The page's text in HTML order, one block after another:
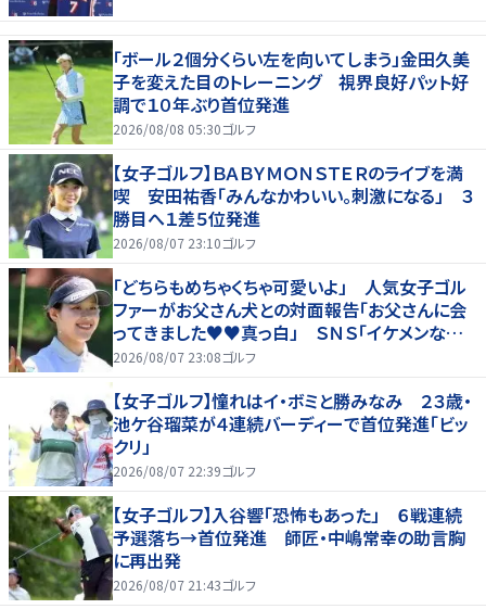
「ボール２個分くらい左を向いてしまう」金田久美
子を変えた目のトレーニング 視界良好パット好
調で１０年ぶり首位発進
2026/08/08 05:30ゴルフ
【女子ゴルフ】ＢＡＢＹＭＯＮＳＴＥＲのライブを満
喫 安田祐香「みんなかわいい。刺激になる」 ３
勝目へ１差５位発進
2026/08/07 23:10ゴルフ
「どちらもめちゃくちゃ可愛いよ」 人気女子ゴル
ファーがお父さん犬との対面報告「お父さんに会
ってきました♥♥真っ白」 ＳＮＳ「イケメンなお
父さん」「白戸家入りするんですか？」
2026/08/07 23:08ゴルフ
【女子ゴルフ】憧れはイ・ボミと勝みなみ ２３歳・
池ケ谷瑠菜が４連続バーディーで首位発進「ビッ
クリ」
2026/08/07 22:39ゴルフ
【女子ゴルフ】入谷響「恐怖もあった」 ６戦連続
予選落ち→首位発進 師匠・中嶋常幸の助言胸
に再出発
2026/08/07 21:43ゴルフ